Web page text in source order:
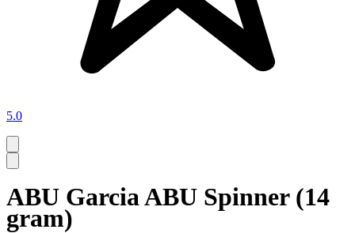
5.0
ABU Garcia ABU Spinner (14
gram)